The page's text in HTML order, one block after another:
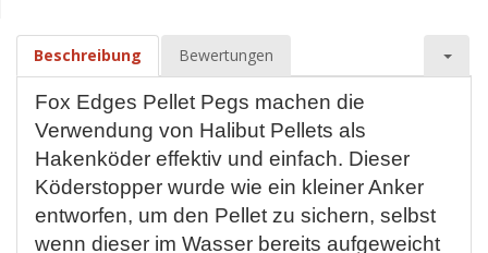
Beschreibung Bewertungen
Fox Edges Pellet Pegs machen die
Verwendung von Halibut Pellets als
Hakenköder effektiv und einfach. Dieser
Köderstopper wurde wie ein kleiner Anker
entworfen, um den Pellet zu sichern, selbst
wenn dieser im Wasser bereits aufgeweicht